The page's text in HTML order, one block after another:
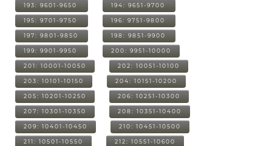
193: 9601-9650 194: 9651-9700
195: 9701-9750 196: 9751-9800
197: 9801-9850 198: 9851-9900
199: 9901-9950 200: 9951-10000
201: 10001-10050 202: 10051-10100
203: 10101-10150 204: 10151-10200
205: 10201-10250 206: 10251-10300
207: 10301-10350 208: 10351-10400
209: 10401-10450 210: 10451-10500
211: 10501-10550 212: 10551-10600